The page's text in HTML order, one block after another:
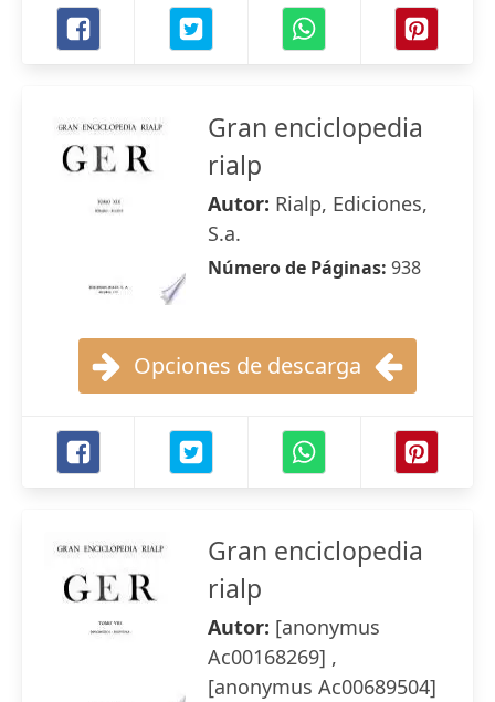
Gran enciclopedia
rialp
Autor: Rialp, Ediciones,
S.a.
Número de Páginas: 938
Opciones de descarga
Gran enciclopedia
rialp
Autor: [anonymus
Ac00168269] ,
[anonymus Ac00689504]